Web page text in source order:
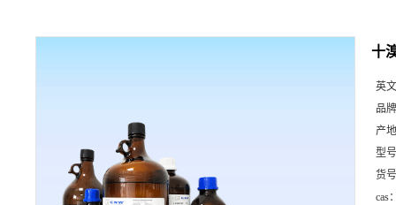
十
英
品
产
型
货
cas